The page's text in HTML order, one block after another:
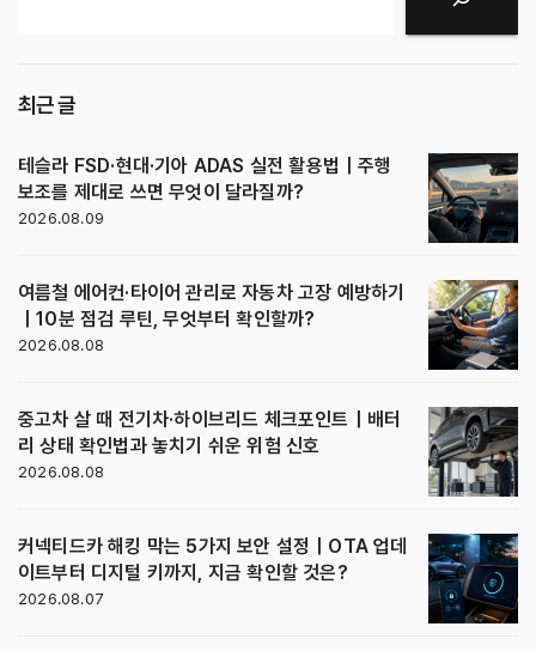
최근 글
테슬라 FSD·현대·기아 ADAS 실전 활용법｜주행
보조를 제대로 쓰면 무엇이 달라질까?
2026.08.09
여름철 에어컨·타이어 관리로 자동차 고장 예방하기
｜10분 점검 루틴, 무엇부터 확인할까?
2026.08.08
중고차 살 때 전기차·하이브리드 체크포인트｜배터
리 상태 확인법과 놓치기 쉬운 위험 신호
2026.08.08
커넥티드카 해킹 막는 5가지 보안 설정｜OTA 업데
이트부터 디지털 키까지, 지금 확인할 것은?
2026.08.07